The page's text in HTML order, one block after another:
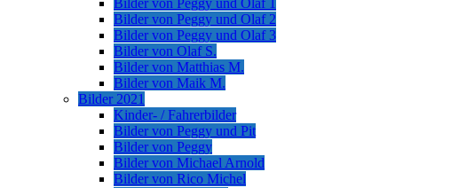
Bilder von Peggy und Olaf 1
Bilder von Peggy und Olaf 2
Bilder von Peggy und Olaf 3
Bilder von Olaf S.
Bilder von Matthias M.
Bilder von Maik M.
Bilder 2021
Kinder- / Fahrerbilder
Bilder von Peggy und Pit
Bilder von Peggy
Bilder von Michael Arnold
Bilder von Rico Michel